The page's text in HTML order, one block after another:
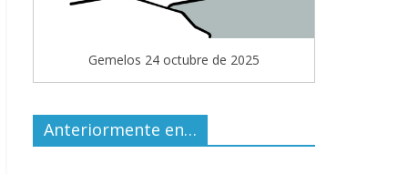
Gemelos 24 octubre de 2025
Anteriormente en…